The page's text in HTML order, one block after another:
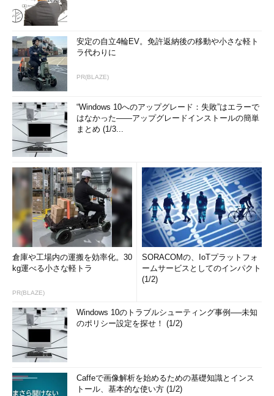
安定の自立4輪EV。免許返納後の移動や小さな軽ト
ラ代わりに
PR(BLAZE)
“Windows 10へのアップグレード：失敗”はエラーで
はなかった――アップグレードインストールの簡単
まとめ (1/3...
倉庫や工場内の運搬を効率化。30
kg運べる小さな軽トラ
PR(BLAZE)
SORACOMの、IoTプラットフォ
ームサービスとしてのインパクト
(1/2)
Windows 10のトラブルシューティング事例──未知
のポリシー設定を探せ！ (1/2)
Caffeで画像解析を始めるための基礎知識とインス
トール、基本的な使い方 (1/2)